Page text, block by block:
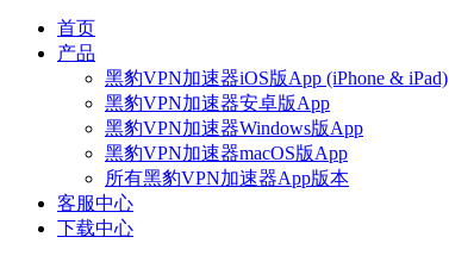
首页
产品
黑豹VPN加速器iOS版App (iPhone & iPad)
黑豹VPN加速器安卓版App
黑豹VPN加速器Windows版App
黑豹VPN加速器macOS版App
所有黑豹VPN加速器App版本
客服中心
下载中心